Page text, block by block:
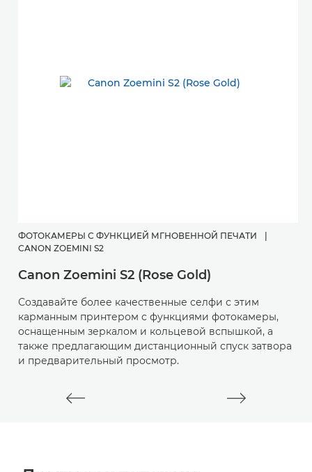
ФОТОКАМЕРЫ С ФУНКЦИЕЙ МГНОВЕННОЙ ПЕЧАТИ
CANON ZOEMINI S2
Canon Zoemini S2 (Rose Gold)
Создавайте более качественные селфи с этим
карманным принтером с функциями фотокамеры,
оснащенным зеркалом и кольцевой вспышкой, а
также предлагающим дистанционный спуск затвора
и предварительный просмотр.